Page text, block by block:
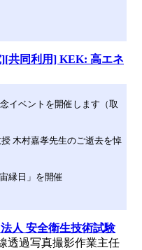
共同利用] KEK: 高エネ
イベントを開催します（取
木村嘉孝先生のご逝去を悼
縁日」を開催
人 安全衛生技術試験
透過写真撮影作業主任